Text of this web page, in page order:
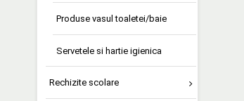
Produse vasul toaletei/baie
Servetele si hartie igienica
Rechizite scolare